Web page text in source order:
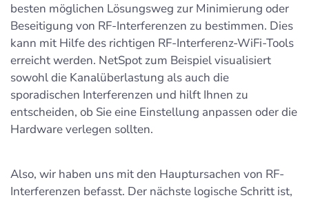
besten möglichen Lösungsweg zur Minimierung oder
Beseitigung von RF-Interferenzen zu bestimmen. Dies
kann mit Hilfe des richtigen RF-Interferenz-WiFi-Tools
erreicht werden. NetSpot zum Beispiel visualisiert
sowohl die Kanalüberlastung als auch die
sporadischen Interferenzen und hilft Ihnen zu
entscheiden, ob Sie eine Einstellung anpassen oder die
Hardware verlegen sollten.
Also, wir haben uns mit den Hauptursachen von RF-
Interferenzen befasst. Der nächste logische Schritt ist,